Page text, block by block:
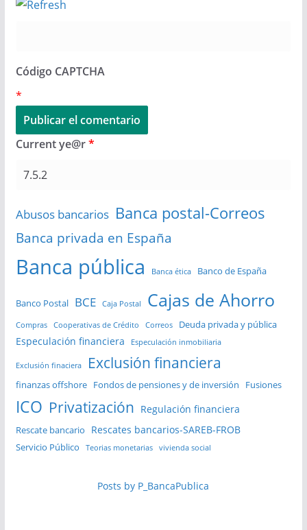
Código CAPTCHA
*
Current ye@r*
Abusos bancarios Banca postal-Correos
Banca privada en España
Banca pública Banca ética Banco de España
Banco Postal BCE Caja Postal Cajas de Ahorro
Compras Cooperativas de Crédito Correos Deuda privada y pública
Especulación financiera Especulación inmobiliaria
Exclusión finaciera Exclusión financiera
finanzas offshore Fondos de pensiones y de inversión Fusiones
ICO Privatización Regulación financiera
Rescate bancario Rescates bancarios-SAREB-FROB
Servicio Público Teorias monetarias vivienda social
Posts by P_BancaPublica